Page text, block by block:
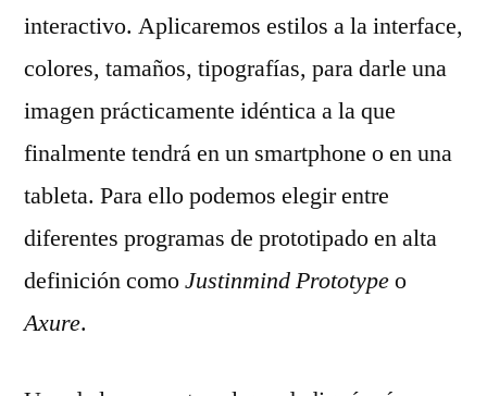
interactivo. Aplicaremos estilos a la interface,
colores, tamaños, tipografías, para darle una
imagen prácticamente idéntica a la que
finalmente tendrá en un smartphone o en una
tableta. Para ello podemos elegir entre
diferentes programas de prototipado en alta
definición comoJustinmind Prototypeo
Axure.